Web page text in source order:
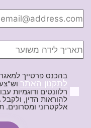
בהכנס פרטייך
לתקנון האתר
רלוונטים ודוגמיות
להוראות הדין,
אלקטרוני ומסרונים. תוכלי להסיר את הרישום בכל עת